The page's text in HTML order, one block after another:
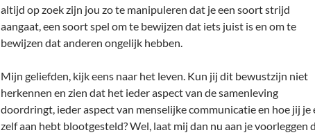
altijd op zoek zijn jou zo te manipuleren dat je een soort strijd
aangaat, een soort spel om te bewijzen dat iets juist is en om te
bewijzen dat anderen ongelijk hebben.
Mijn geliefden, kijk eens naar het leven. Kun jij dit bewustzijn niet
herkennen en zien dat het ieder aspect van de samenleving
doordringt, ieder aspect van menselijke communicatie en hoe jij je
zelf aan hebt blootgesteld? Wel, laat mij dan nu aan je voorleggen